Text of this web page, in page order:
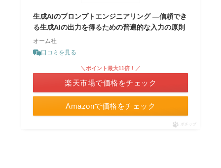
生成AIのプロンプトエンジニアリング ―信頼でき
る生成AIの出力を得るための普遍的な入力の原則
オーム社
口コミを見る
Amazonで価格をチェック
＼ポイント最大11倍！／
楽天市場で価格をチェック
ポチップ